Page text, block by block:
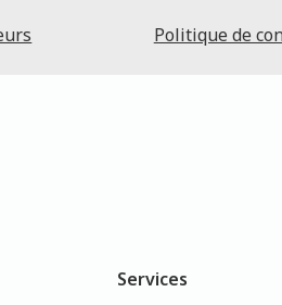
Politique de
Services